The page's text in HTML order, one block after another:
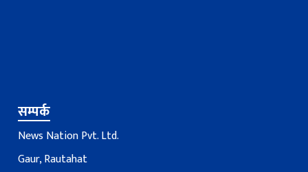
सम्पर्क
News Nation Pvt. Ltd.
Gaur, Rautahat